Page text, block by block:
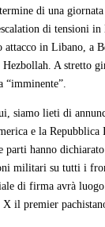
di una
di tensioni
attacco in Libano, a
A stretto
“imminente”.
siamo lieti di
e la Repubblica
hanno dichiarato
militari su tutti i
di firma avrà
X il premier